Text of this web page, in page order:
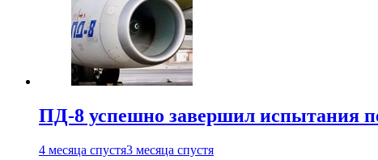
ПД-8 успешно завершил испытания
4 месяца спустя3 месяца спустя